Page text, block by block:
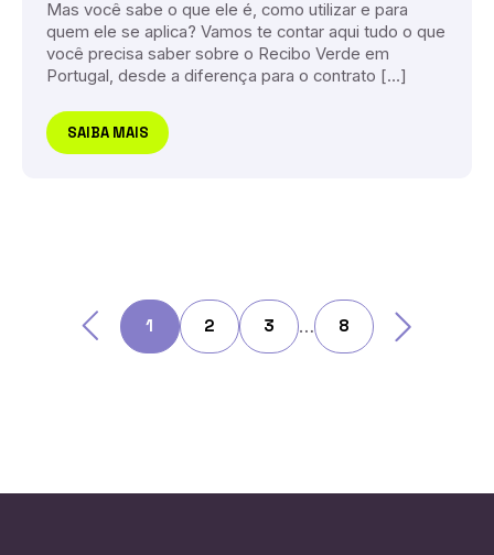
Mas você sabe o que ele é, como utilizar e para
quem ele se aplica? Vamos te contar aqui tudo o que
você precisa saber sobre o Recibo Verde em
Portugal, desde a diferença para o contrato […]
SAIBA MAIS
1 2 3 … 8